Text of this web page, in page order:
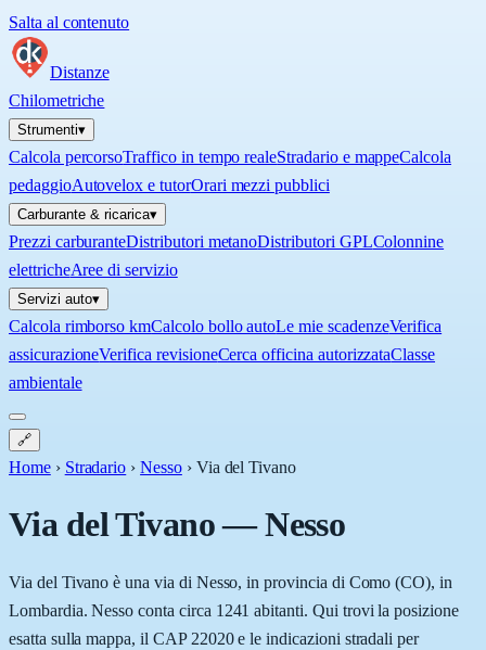
Salta al contenuto
Distanze
Chilometriche
Strumenti▾
Calcola percorsoTraffico in tempo realeStradario e mappeCalcola
pedaggioAutovelox e tutorOrari mezzi pubblici
Carburante & ricarica▾
Prezzi carburanteDistributori metanoDistributori GPLColonnine
elettricheAree di servizio
Servizi auto▾
Calcola rimborso kmCalcolo bollo autoLe mie scadenzeVerifica
assicurazioneVerifica revisioneCerca officina autorizzataClasse
ambientale
🔗
Home › Stradario › Nesso › Via del Tivano
Via del Tivano—Nesso
Via del Tivano è una via di Nesso, in provincia di Como (CO), in
Lombardia. Nesso conta circa 1241 abitanti. Qui trovi la posizione
esatta sulla mappa, il CAP 22020 e le indicazioni stradali per